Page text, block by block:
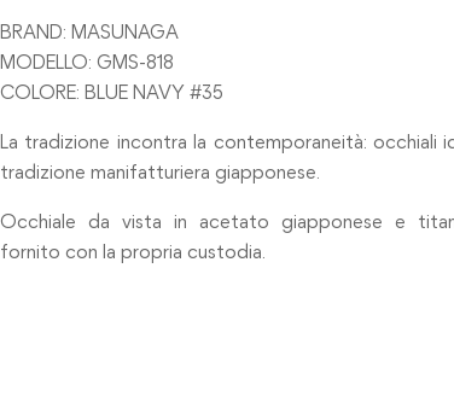
BRAND: MASUNAGA
MODELLO: GMS-818
COLORE: BLUE NAVY #35
La tradizione incontra la contemporaneità: occhiali
tradizione manifatturiera giapponese.
Occhiale da vista in acetato giapponese e
fornito con la propria custodia.